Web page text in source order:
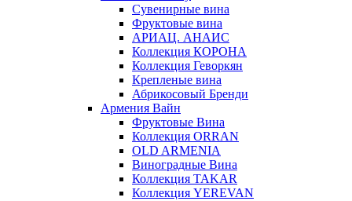
Сувенирные вина
Фруктовые вина
АРИАЦ. АНАИС
Коллекция КОРОНА
Коллекция Геворкян
Крепленые вина
Абрикосовый Бренди
Армения Вайн
Фруктовые Вина
Коллекция ORRAN
OLD ARMENIA
Виноградные Вина
Коллекция TAKAR
Коллекция YEREVAN